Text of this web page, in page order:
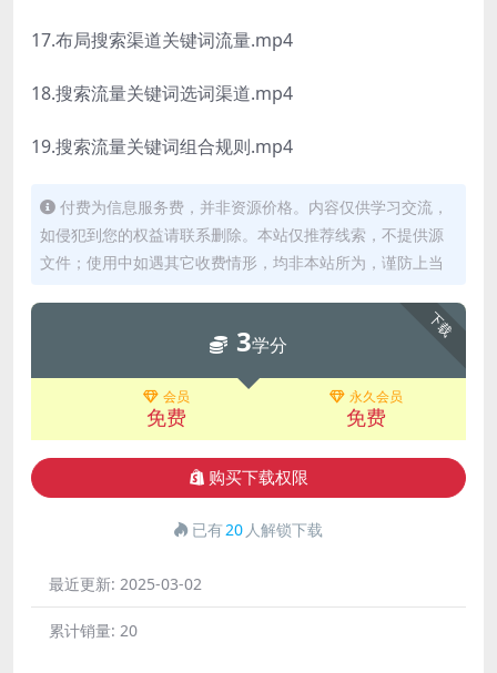
17.布局搜索渠道关键词流量.mp4
18.搜索流量关键词选词渠道.mp4
19.搜索流量关键词组合规则.mp4
付费为信息服务费，并非资源价格。内容仅供学习交流，
如侵犯到您的权益请联系删除。本站仅推荐线索，不提供源
文件；使用中如遇其它收费情形，均非本站所为，谨防上当
下载
3学分
会员
免费
永久会员
免费
购买下载权限
已有20 人解锁下载
最近更新: 2025-03-02
累计销量: 20